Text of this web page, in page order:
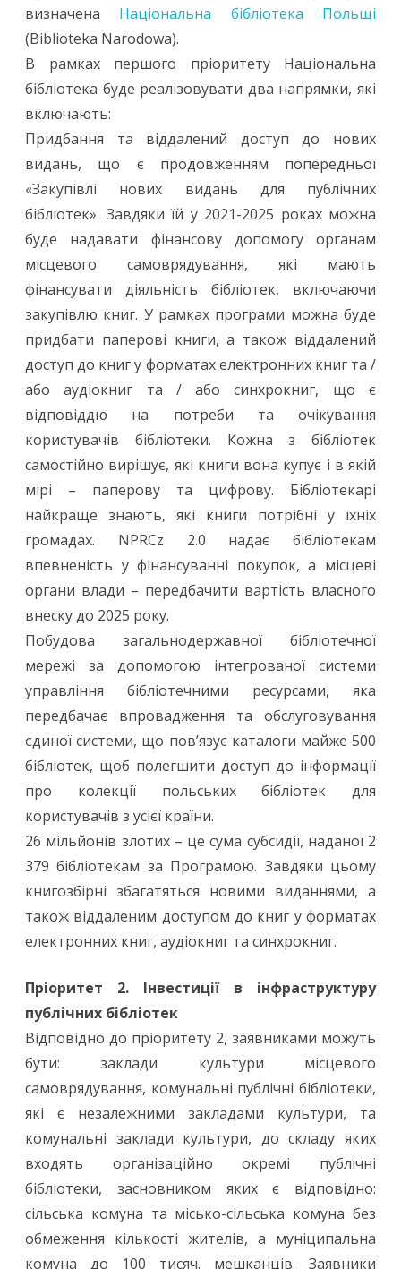
визначена Національна бібліотека Польщі
(Biblioteka Narodowa).
В рамках першого пріоритету Національна
бібліотека буде реалізовувати два напрямки, які
включають:
Придбання та віддалений доступ до нових
видань, що є продовженням попередньої
«Закупівлі нових видань для публічних
бібліотек». Завдяки їй у 2021-2025 роках можна
буде надавати фінансову допомогу органам
місцевого самоврядування, які мають
фінансувати діяльність бібліотек, включаючи
закупівлю книг. У рамках програми можна буде
придбати паперові книги, а також віддалений
доступ до книг у форматах електронних книг та /
або аудіокниг та / або синхрокниг, що є
відповіддю на потреби та очікування
користувачів бібліотеки. Кожна з бібліотек
самостійно вирішує, які книги вона купує і в якій
мірі – паперову та цифрову. Бібліотекарі
найкраще знають, які книги потрібні у їхніх
громадах. NPRCz 2.0 надає бібліотекам
впевненість у фінансуванні покупок, а місцеві
органи влади – передбачити вартість власного
внеску до 2025 року.
Побудова загальнодержавної бібліотечної
мережі за допомогою інтегрованої системи
управління бібліотечними ресурсами, яка
передбачає впровадження та обслуговування
єдиної системи, що пов’язує каталоги майже 500
бібліотек, щоб полегшити доступ до інформації
про колекції польських бібліотек для
користувачів з усієї країни.
26 мільйонів злотих – це сума субсидії, наданої 2
379 бібліотекам за Програмою. Завдяки цьому
книгозбірні збагатяться новими виданнями, а
також віддаленим доступом до книг у форматах
електронних книг, аудіокниг та синхрокниг.
Пріоритет 2. Інвестиції в інфраструктуру
публічних бібліотек
Відповідно до пріоритету 2, заявниками можуть
бути: заклади культури місцевого
самоврядування, комунальні публічні бібліотеки,
які є незалежними закладами культури, та
комунальні заклади культури, до складу яких
входять організаційно окремі публічні
бібліотеки, засновником яких є відповідно:
сільська комуна та місько-сільська комуна без
обмеження кількості жителів, а муніципальна
комуна до 100 тисяч. мешканців. Заявники